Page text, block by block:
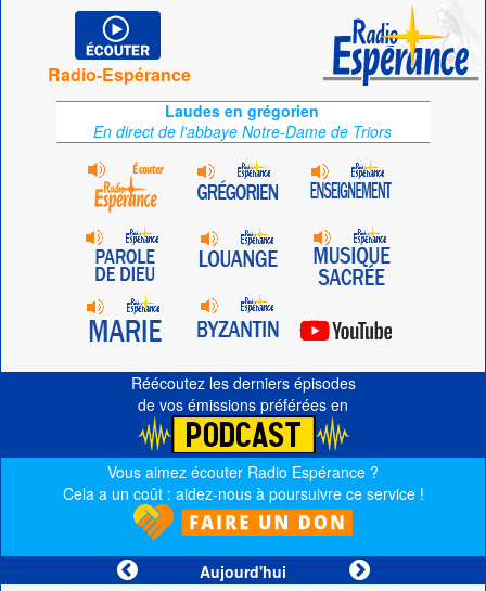
Radio-Espérance
Laudes en grégorien
En direct de l'abbaye Notre-Dame de Triors
Réécoutez les derniers épisodes
de vos émissions préférées en
Vous aimez écouter Radio Espérance ?
Cela a un coût : aidez-nous à poursuivre ce service !
Aujourd'hui